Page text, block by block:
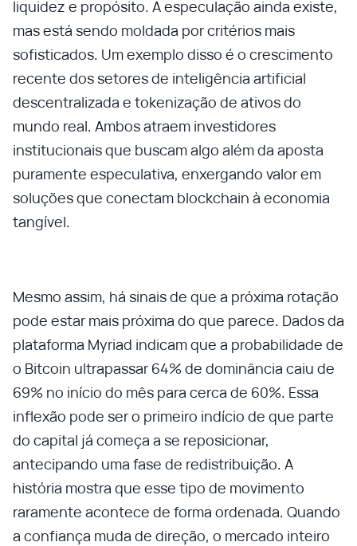
liquidez e propósito. A especulação ainda existe,
mas está sendo moldada por critérios mais
sofisticados. Um exemplo disso é o crescimento
recente dos setores de inteligência artificial
descentralizada e tokenização de ativos do
mundo real. Ambos atraem investidores
institucionais que buscam algo além da aposta
puramente especulativa, enxergando valor em
soluções que conectam blockchain à economia
tangível.
Mesmo assim, há sinais de que a próxima rotação
pode estar mais próxima do que parece. Dados da
plataforma Myriad indicam que a probabilidade de
o Bitcoin ultrapassar 64% de dominância caiu de
69% no início do mês para cerca de 60%. Essa
inflexão pode ser o primeiro indício de que parte
do capital já começa a se reposicionar,
antecipando uma fase de redistribuição. A
história mostra que esse tipo de movimento
raramente acontece de forma ordenada. Quando
a confiança muda de direção, o mercado inteiro